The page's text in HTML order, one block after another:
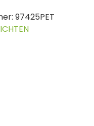
97425PET